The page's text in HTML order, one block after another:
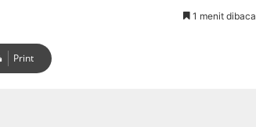
1 menit dibaca
Print